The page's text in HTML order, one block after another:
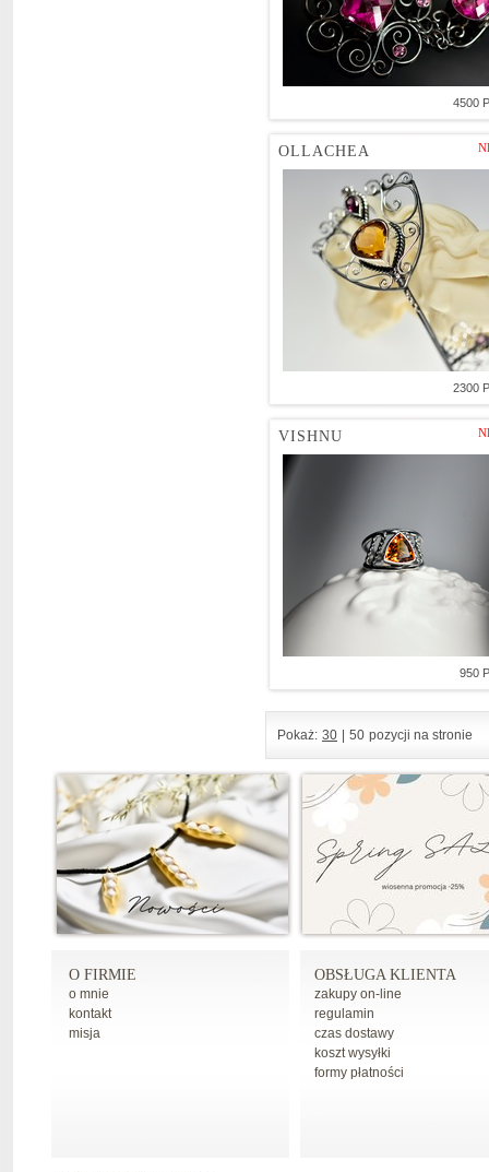
4500
OLLACHEA
2300
VISHNU
950
Pokaż: 30 50 pozycji na stronie
O FIRMIE
o mnie
kontakt
misja
OBSŁUGA KLIENTA
zakupy on-line
regulamin
czas dostawy
koszt wysyłki
formy płatności